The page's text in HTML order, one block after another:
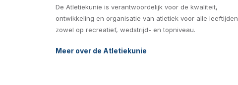
De Atletiekunie is verantwoordelijk voor de kwaliteit,
ontwikkeling en organisatie van atletiek voor alle leeftijden
zowel op recreatief, wedstrijd- en topniveau.
Meer over de Atletiekunie